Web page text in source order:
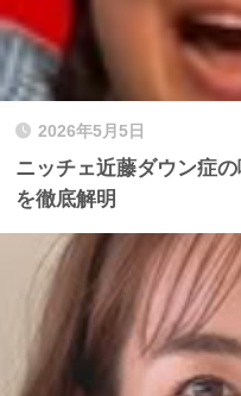
2026年5月5日
ニッチェ近藤ダウン症
を徹底解明